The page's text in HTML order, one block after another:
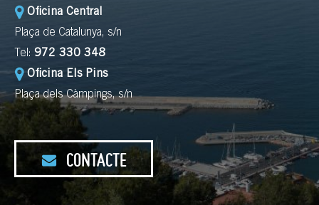
Oficina Central
Plaça de Catalunya, s/n
Tel: 972 330 348
Oficina Els Pins
Plaça dels Càmpings, s/n
CONTACTE